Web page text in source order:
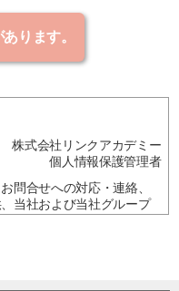
株式会社リンクアカデミー
個人情報保護管理者
問合せへの対応・連絡、
当社および当社グループ